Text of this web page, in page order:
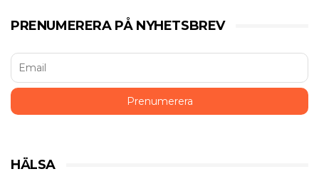
PRENUMERERA PÅ NYHETSBREV
HÄLSA